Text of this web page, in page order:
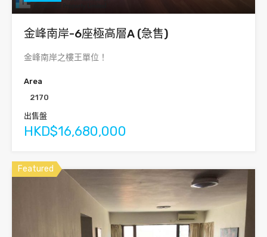
金峰南岸-6座極高層A (急售)
金峰南岸之樓王單位！
Area
2170
出售盤
HKD$16,680,000
Featured